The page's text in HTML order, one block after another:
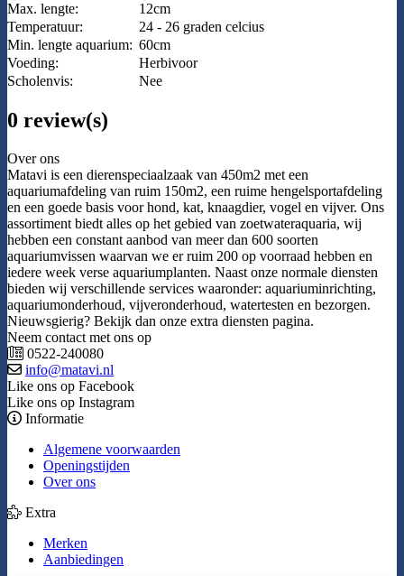
Max. lengte:
12cm
Temperatuur:
24 - 26 graden celcius
Min. lengte aquarium: 60cm
Voeding:
Herbivoor
Scholenvis:
Nee
0 review(s)
Over ons
Matavi is een dierenspeciaalzaak van 450m2 met een
aquariumafdeling van ruim 150m2, een ruime hengelsportafdeling
en een goede basis voor hond, kat, knaagdier, vogel en vijver. Ons
assortiment biedt alles op het gebied van zoetwateraquaria, wij
hebben een constant aanbod van meer dan 600 soorten
aquariumvissen waarvan we er ruim 200 op voorraad hebben en
iedere week verse aquariumplanten. Naast onze normale diensten
bieden wij verschillende services waaronder: aquariuminrichting,
aquariumonderhoud, vijveronderhoud, watertesten en bezorgen.
Nieuwsgierig? Bekijk dan onze extra diensten pagina.
Neem contact met ons op
0522-240080
info@matavi.nl
Like ons op Facebook
Like ons op Instagram
Informatie
Algemene voorwaarden
Openingstijden
Over ons
Extra
Merken
Aanbiedingen